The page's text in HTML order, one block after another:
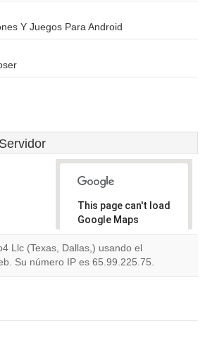
Y Juegos Para Android
This page can't load
Google Maps
correctly.
Do you
own this
OK
Llc (Texas, Dallas,) usando el
Su número IP es 65.99.225.75.